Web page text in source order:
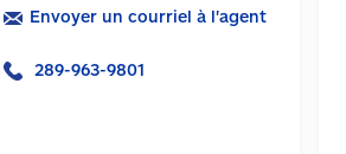
Envoyer un courriel à l'agent
289-963-9801